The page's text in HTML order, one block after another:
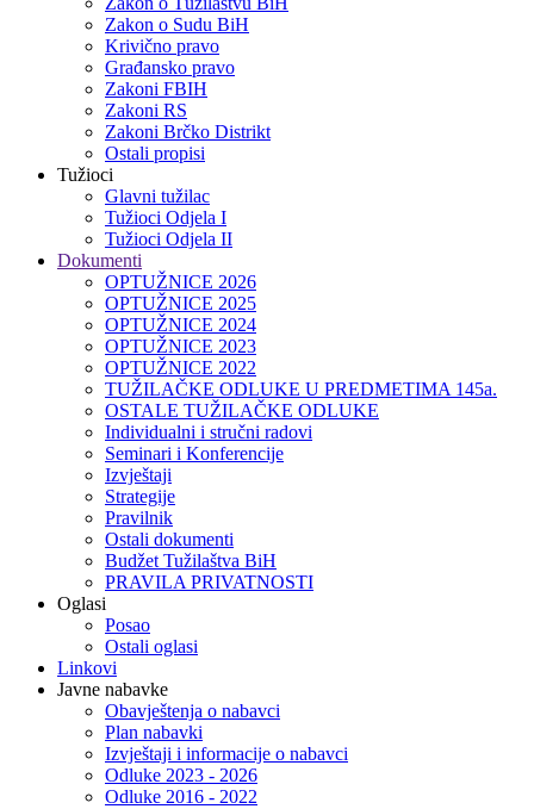
Zakon o Sudu BiH
Krivično pravo
Građansko pravo
Zakoni FBIH
Zakoni RS
Zakoni Brčko Distrikt
Ostali propisi
Tužioci
Glavni tužilac
Tužioci Odjela I
Tužioci Odjela II
Dokumenti
OPTUŽNICE 2026
OPTUŽNICE 2025
OPTUŽNICE 2024
OPTUŽNICE 2023
OPTUŽNICE 2022
TUŽILAČKE ODLUKE U PREDMETIMA 145a.
OSTALE TUŽILAČKE ODLUKE
Individualni i stručni radovi
Seminari i Konferencije
Izvještaji
Strategije
Pravilnik
Ostali dokumenti
Budžet Tužilaštva BiH
PRAVILA PRIVATNOSTI
Oglasi
Posao
Ostali oglasi
Linkovi
Javne nabavke
Obavještenja o nabavci
Plan nabavki
Izvještaji i informacije o nabavci
Odluke 2023 - 2026
Odluke 2016 - 2022